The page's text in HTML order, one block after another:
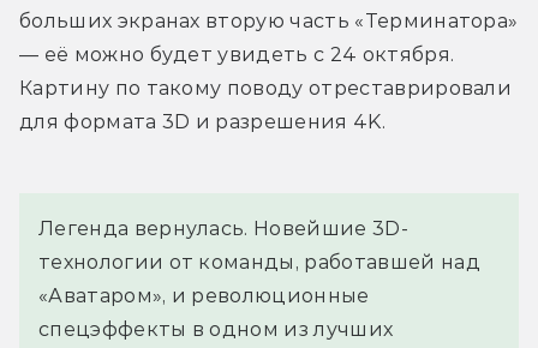
больших экранах вторую часть «Терминатора»
— её можно будет увидеть с 24 октября.
Картину по такому поводу отреставрировали
для формата 3D и разрешения 4K.
Легенда вернулась. Новейшие 3D-
технологии от команды, работавшей над
«Аватаром», и революционные
спецэффекты в одном из лучших